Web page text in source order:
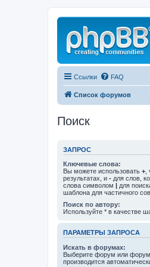
Ссылки FAQ
Список форумов
Поиск
ЗАПРОС
Ключевые слова:
Вы можете использовать +
результатах, и - для слов,
слова символом | для
шаблона для частичного
Поиск по автору:
Используйте * в качестве
ПАРАМЕТРЫ ЗАПРОСА
Искать в форумах:
Выберите форум или
производится